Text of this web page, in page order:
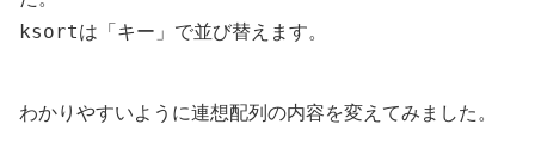
ksortは「キー」で並び替えます。
わかりやすいように連想配列の内容を変えてみました。